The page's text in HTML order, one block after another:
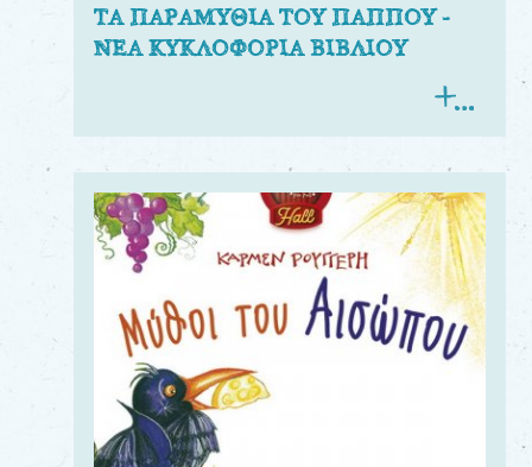
ΤΑ ΠΑΡΑΜΥΘΙΑ ΤΟΥ ΠΑΠΠΟΥ -
ΝΕΑ ΚΥΚΛΟΦΟΡΙΑ ΒΙΒΛΙΟΥ